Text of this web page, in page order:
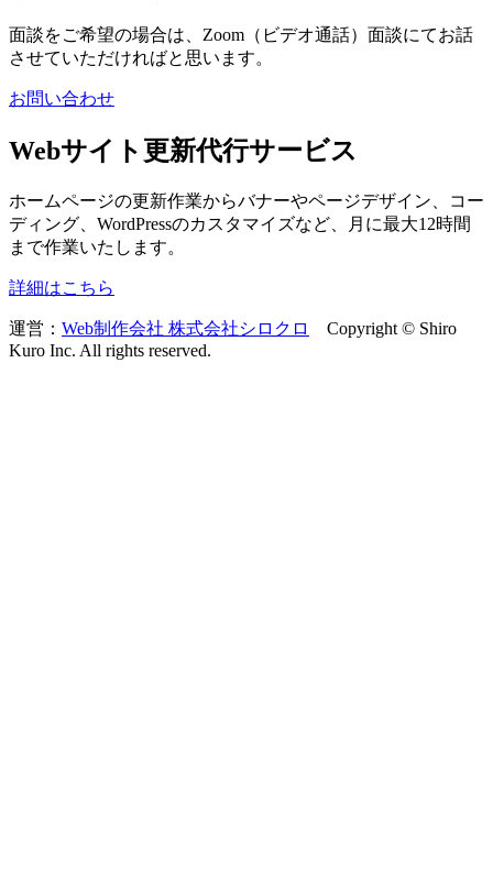
面談をご希望の場合は、Zoom（ビデオ通話）面談にてお話
させていただければと思います。
お問い合わせ
Webサイト更新代行サービス
ホームページの更新作業からバナーやページデザイン、コー
ディング、WordPressのカスタマイズなど、月に最大12時間
まで作業いたします。
詳細はこちら
運営： Web制作会社 株式会社シロクロ
Copyright © Shiro
Kuro Inc. All rights reserved.